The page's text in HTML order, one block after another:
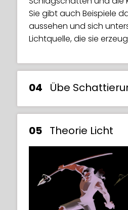
Sie gibt auch Beispiele
aussehen und sich
Lichtquelle, die sie
04 Übe
05 Theorie Licht